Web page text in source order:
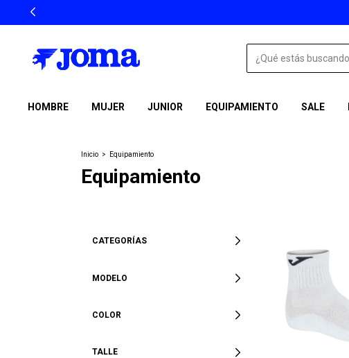
HOMBRE MUJER JUNIOR EQUIPAMIENTO SALE
Inicio > Equipamiento
Equipamiento
CATEGORÍAS
MODELO
COLOR
TALLE